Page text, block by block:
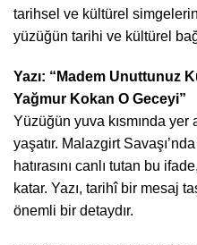
tarihsel ve kültürel
yüzüğün tarihi ve kültürel
Yazı: “Madem Unuttunuz
Yağmur Kokan O Geceyi”
Yüzüğün yuva kısmında yer
yaşatır. Malazgirt
hatırasını canlı tutan bu
katar. Yazı, tarihî bir mesaj
önemli bir detaydır.